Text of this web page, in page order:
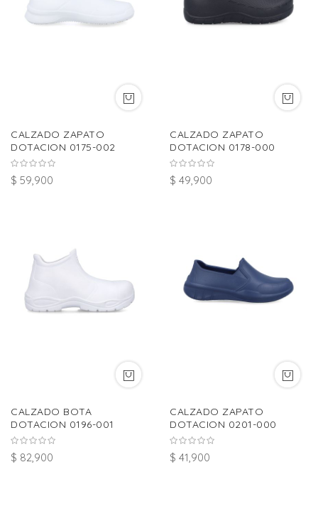
CALZADO ZAPATO
DOTACION 0175-002
$ 59,900
CALZADO ZAPATO
DOTACION 0178-000
$ 49,900
CALZADO BOTA
DOTACION 0196-001
$ 82,900
CALZADO ZAPATO
DOTACION 0201-000
$ 41,900